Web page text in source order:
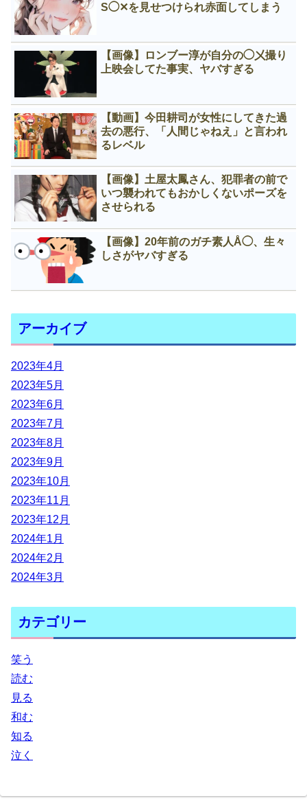
S◯✕を見せつけられ赤面してしまう
【画像】ロンブー淳が自分の◯㐅撮り
上映会してた事実、ヤバすぎる
【動画】今田耕司が女性にしてきた過
去の悪行、「人間じゃねえ」と言われ
るレベル
【画像】土屋太鳳さん、犯罪者の前で
いつ襲われてもおかしくないポーズを
させられる
【画像】20年前のガチ素人Å◯、生々
しさがヤバすぎる
アーカイブ
2023年4月
2023年5月
2023年6月
2023年7月
2023年8月
2023年9月
2023年10月
2023年11月
2023年12月
2024年1月
2024年2月
2024年3月
カテゴリー
笑う
読む
見る
和む
知る
泣く